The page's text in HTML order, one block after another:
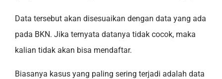
Data tersebut akan disesuaikan dengan data yang ada
pada BKN. Jika ternyata datanya tidak cocok, maka
kalian tidak akan bisa mendaftar.
Biasanya kasus yang paling sering terjadi adalah data